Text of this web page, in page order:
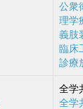
公衆
理学
義肢
臨床
診療
全学
全学